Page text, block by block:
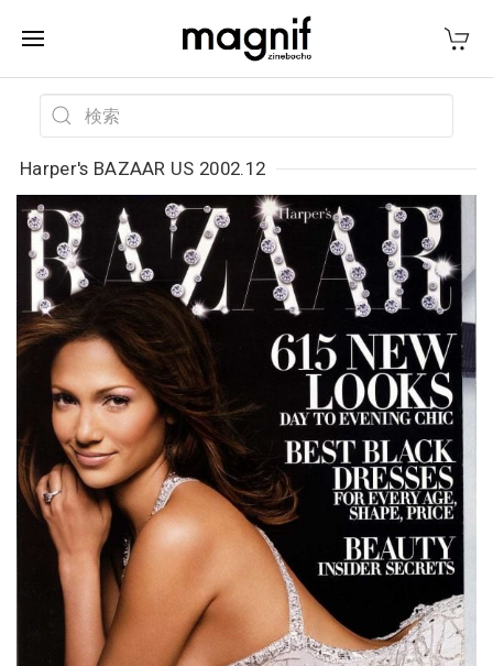
Harper's BAZAAR US 2002.12